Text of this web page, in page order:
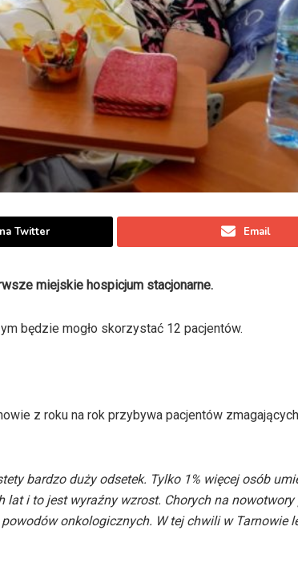
Twitter Email
miejskie hospicjum stacjonarne.
będzie mogło skorzystać 12 pacjentów.
z roku na rok przybywa pacjentów
bardzo duży odsetek. Tylko 1% więcej osób
i to jest wyraźny wzrost. Chorych na nowotwory
onkologicznych. W tej chwili w Tarnowie